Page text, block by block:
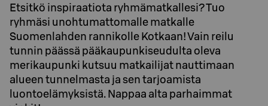
Etsitkö inspiraatiota ryhmämatkallesi? Tuo
ryhmäsi unohtumattomalle matkalle
Suomenlahden rannikolle Kotkaan! Vain reilu
tunnin päässä pääkaupunkiseudulta oleva
merikaupunki kutsuu matkailijat nauttimaan
alueen tunnelmasta ja sen tarjoamista
luontoelämyksistä. Nappaa alta parhaimmat